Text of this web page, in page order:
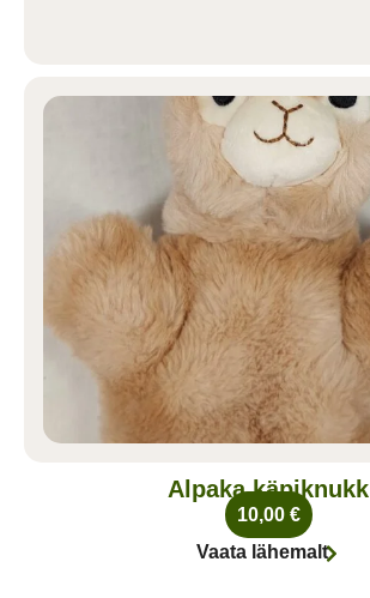
Alpaka käpiknukk
10,00 €
Vaata lähemalt